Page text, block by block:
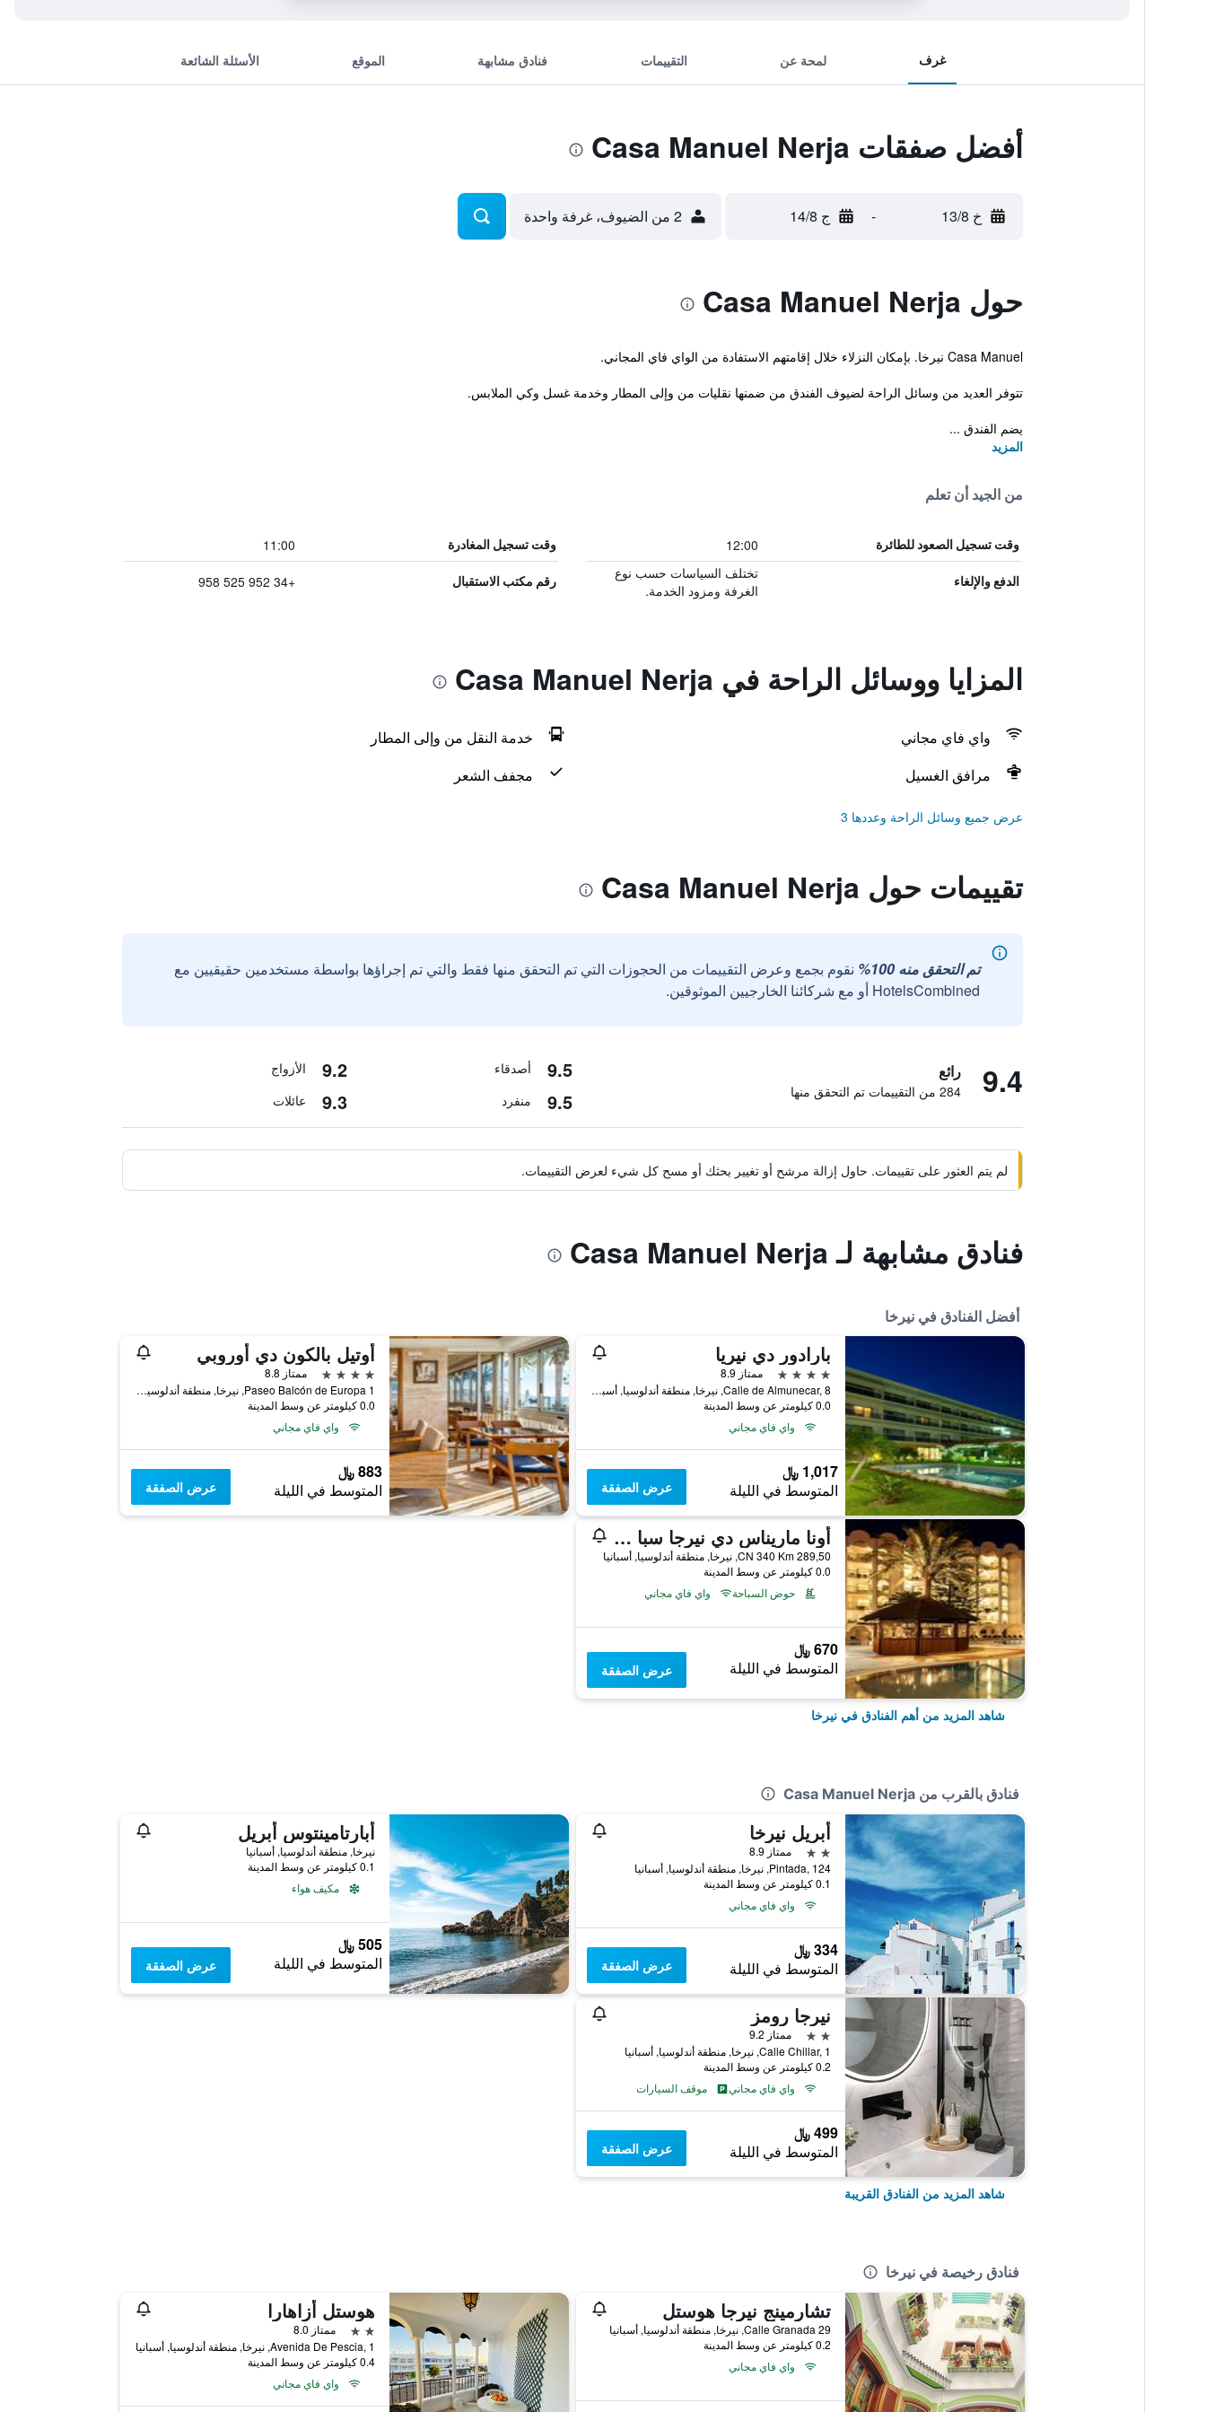
غرف لمحة عن التقييمات فنادق مشابهة الموقع الأسئلة الشائعة
أفضل صفقات Casa Manuel Nerja
خ 13/8 - ج 14/8 2 من الضيوف، غرفة واحدة
حول Casa Manuel Nerja
Casa Manuel نيرخا. بإمكان النزلاء خلال إقامتهم الاستفادة من الواي فاي المجاني.
تتوفر العديد من وسائل الراحة لضيوف الفندق من ضمنها نقليات من وإلى المطار وخدمة غسل وكي الملابس.
يضم الفندق ...
المزيد
من الجيد أن تعلم
وقت تسجيل الصعود للطائرة 12:00 وقت تسجيل المغادرة 11:00
الدفع والإلغاء
تختلف السياسات حسب نوع
الغرفة ومزود الخدمة.
رقم مكتب الاستقبال +34 952 525 958
المزايا ووسائل الراحة في Casa Manuel Nerja
واي فاي مجاني
خدمة النقل من وإلى المطار
مرافق الغسيل
مجفف الشعر
عرض جميع وسائل الراحة وعددها 3
تقييمات حول Casa Manuel Nerja
تم التحقق منه 100%
نقوم بجمع وعرض التقييمات من الحجوزات التي تم التحقق منها فقط والتي تم إجراؤها بواسطة مستخدمين حقيقيين مع
HotelsCombined أو مع شركائنا الخارجيين الموثوقين.
9.4 رائع
284 من التقييمات تم التحقق منها
9.5 أصدقاء 9.2 الأزواج
9.5 منفرد 9.3 عائلات
لم يتم العثور على تقييمات. حاول إزالة مرشح أو تغيير بحثك أو مسح كل شيء لعرض التقييمات.
فنادق مشابهة لـ Casa Manuel Nerja
أفضل الفنادق في نيرخا
بارادور دي نيريا
4 نجوم
ممتاز 8.9
Calle de Almunecar, 8, نيرخا, منطقة أندلوسيا, أسبانيا
0.0 كيلومتر عن وسط المدينة
واي فاي مجاني
1,017 ﷼
المتوسط في الليلة عرض الصفقة
أوتيل بالكون دي أوروبي
4 نجوم
ممتاز 8.8
Paseo Balcón de Europa 1, نيرخا, منطقة أندلوسيا, أسبانيا
0.0 كيلومتر عن وسط المدينة
واي فاي مجاني
883 ﷼
المتوسط في الليلة عرض الصفقة
أونا ماريناس دي نيرجا سبا ريزورت
CN 340 Km 289,50, نيرخا, منطقة أندلوسيا, أسبانيا
0.0 كيلومتر عن وسط المدينة
حوض السباحة
واي فاي مجاني
670 ﷼
المتوسط في الليلة عرض الصفقة
شاهد المزيد من أهم الفنادق في نيرخا
فنادق بالقرب من Casa Manuel Nerja
أبريل نيرخا
2 نجمتين
ممتاز 8.9
Pintada, 124, نيرخا, منطقة أندلوسيا, أسبانيا
0.1 كيلومتر عن وسط المدينة
واي فاي مجاني
334 ﷼
المتوسط في الليلة عرض الصفقة
أبارتامينتوس أبريل
نيرخا, منطقة أندلوسيا, أسبانيا
0.1 كيلومتر عن وسط المدينة
مكيف هواء
505 ﷼
المتوسط في الليلة عرض الصفقة
نيرجا رومز
2 نجمتين
ممتاز 9.2
Calle Chillar, 1, نيرخا, منطقة أندلوسيا, أسبانيا
0.2 كيلومتر عن وسط المدينة
واي فاي مجاني
موقف السيارات
499 ﷼
المتوسط في الليلة عرض الصفقة
شاهد المزيد من الفنادق القريبة
فنادق رخيصة في نيرخا
تشارمينج نيرجا هوستل
Calle Granada 29, نيرخا, منطقة أندلوسيا, أسبانيا
0.2 كيلومتر عن وسط المدينة
واي فاي مجاني
هوستل أزاهارا
2 نجمتين
ممتاز 8.0
Avenida De Pescia, 1, نيرخا, منطقة أندلوسيا, أسبانيا
0.4 كيلومتر عن وسط المدينة
واي فاي مجاني